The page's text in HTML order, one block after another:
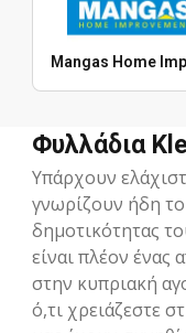
Mangas Home
Φυλλάδια
Υπάρχουν
γνωρίζουν ήδη
δημοτικότητας
είναι πλέον ένας
στην κυπριακή
ό,τι χρειάζεστε